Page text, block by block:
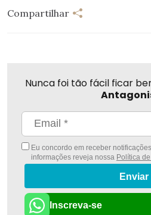
Compartilhar
Nunca foi tão fácil ficar
Eu concordo em receber
informações reveja nossa Política
Enviar
Inscreva-se